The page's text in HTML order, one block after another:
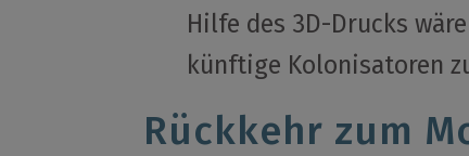
Hilfe des 3D-Drucks
künftige Kolonisatoren
Rückkehr zum